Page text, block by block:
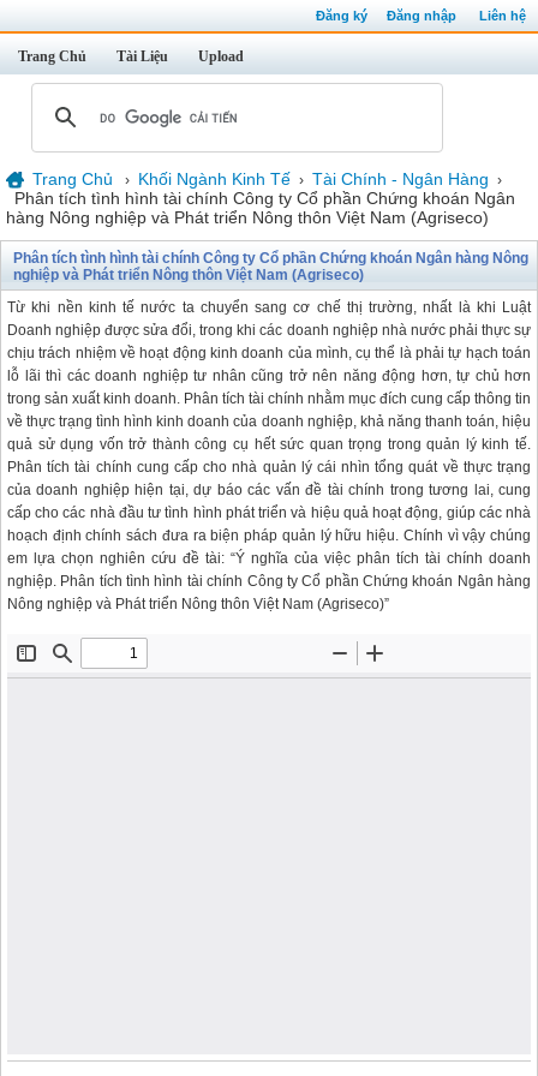
Đăng ký Đăng nhập Liên hệ
Trang Chủ Tài Liệu Upload
Trang Chủ › Khối Ngành Kinh Tế › Tài Chính - Ngân Hàng ›
Phân tích tình hình tài chính Công ty Cổ phần Chứng khoán Ngân
hàng Nông nghiệp và Phát triển Nông thôn Việt Nam (Agriseco)
Phân tích tình hình tài chính Công ty Cổ phần Chứng khoán Ngân hàng Nông
nghiệp và Phát triển Nông thôn Việt Nam (Agriseco)
Từ khi nền kinh tế nước ta chuyển sang cơ chế thị trường, nhất là khi Luật
Doanh nghiệp được sửa đổi, trong khi các doanh nghiệp nhà nước phải thực sự
chịu trách nhiệm về hoạt động kinh doanh của mình, cụ thể là phải tự hạch toán
lỗ lãi thì các doanh nghiệp tư nhân cũng trở nên năng động hơn, tự chủ hơn
trong sản xuất kinh doanh. Phân tích tài chính nhằm mục đích cung cấp thông tin
về thực trạng tình hình kinh doanh của doanh nghiệp, khả năng thanh toán, hiệu
quả sử dụng vốn trở thành công cụ hết sức quan trọng trong quản lý kinh tế.
Phân tích tài chính cung cấp cho nhà quản lý cái nhìn tổng quát về thực trạng
của doanh nghiệp hiện tại, dự báo các vấn đề tài chính trong tương lai, cung
cấp cho các nhà đầu tư tình hình phát triển và hiệu quả hoạt động, giúp các nhà
hoạch định chính sách đưa ra biện pháp quản lý hữu hiệu. Chính vì vậy chúng
em lựa chọn nghiên cứu đề tài: “Ý nghĩa của việc phân tích tài chính doanh
nghiệp. Phân tích tình hình tài chính Công ty Cổ phần Chứng khoán Ngân hàng
Nông nghiệp và Phát triển Nông thôn Việt Nam (Agriseco)”